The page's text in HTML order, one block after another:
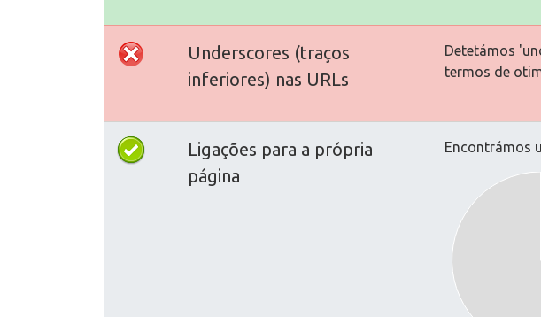
Underscores (traços
inferiores) nas URLs
Detetámos
termos de
Ligações para a própria
página
Encontrámos